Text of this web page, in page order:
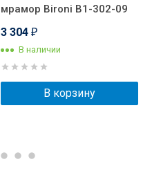
мрамор Bironi B1-302-09
3 304 ₽
В наличии
В корзину